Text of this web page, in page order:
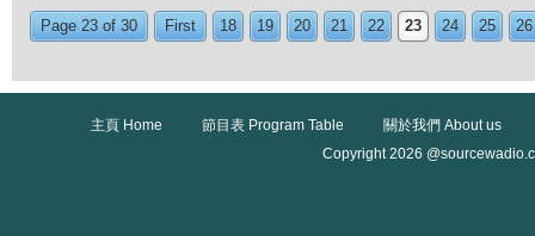
Page 23 of 30 First 18 19 20 21 22 23 24 25 26
主頁 Home 節目表 Program Table
關於我們 About us
Copyright 2026